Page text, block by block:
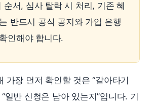
순서, 심사 탈락 시 처리, 기존 혜
반드시 공식 공지와 가입 은행
인해야 합니다.
가장 먼저 확인할 것은 “갈아타기
일반 신청은 남아 있는지”입니다. 기